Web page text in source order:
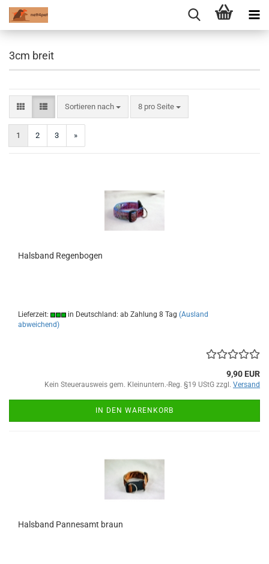
3cm breit
Sortieren nach
Sortieren nach 8 pro Seite
pro Seite
1 2 3 »
Halsband Regenbogen
Lieferzeit: in Deutschland: ab Zahlung 8 Tag (Ausland
abweichend)
9,90 EUR
Kein Steuerausweis gem. Kleinuntern.-Reg. §19 UStG zzgl. Versand
IN DEN WARENKORB
Halsband Pannesamt braun